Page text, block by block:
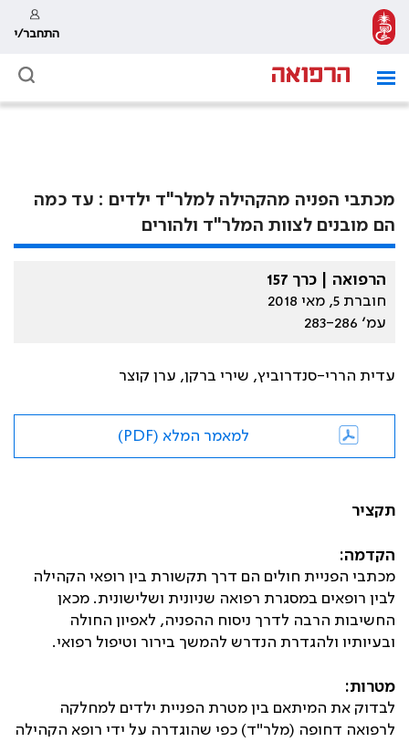
התחבר/י
מכתבי הפניה מהקהילה למלר"ד ילדים : עד כמה
הם מובנים לצוות המלר"ד ולהורים
הרפואה | כרך 157
חוברת 5, מאי 2018
עמ׳ 283-286
עדית הררי-סנדרוביץ, שירי ברקן, ערן קוצר
למאמר המלא (PDF)
תקציר
הקדמה:
מכתבי הפניית חולים הם דרך תקשורת בין רופאי הקהילה
לבין רופאים במסגרת רפואה שניונית ושלישונית. מכאן
החשיבות הרבה לדרך ניסוח ההפניה, לאפיון החולה
ובעיותיו ולהגדרת הנדרש להמשך בירור וטיפול רפואי.
מטרות:
לבדוק את המיתאם בין מטרת הפניית ילדים למחלקה
לרפואה דחופה (מלר"ד) כפי שהוגדרה על ידי רופא הקהילה